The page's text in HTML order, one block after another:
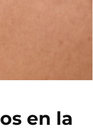
en la